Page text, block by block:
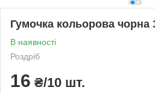
Гумочка кольорова чорна
В наявності
Роздріб
16 ₴/10 шт.